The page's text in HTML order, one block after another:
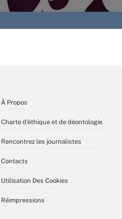
À Propos
Charte d’éthique et de déontologie
Rencontrez les journalistes
Contacts
Utilisation Des Cookies
Réimpressions